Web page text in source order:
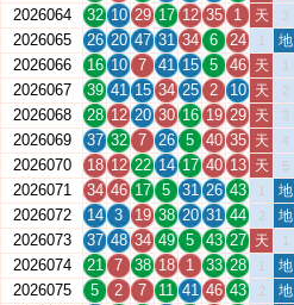
2026064 32 10 29 17 12 35 1 天 3
2026065 26 20 47 31 34 6 24 1 地
2026066 16 10 7 41 15 5 46 天 1
2026067 39 41 15 34 25 2 10 天 2
2026068 28 12 20 30 16 19 29 天 3
2026069 37 32 7 26 5 40 35 天 4
2026070 18 12 22 14 17 40 13 天 5
2026071 34 46 17 5 31 26 43 1 地
2026072 14 3 19 38 20 31 44 2 地
2026073 37 48 34 49 5 43 27 天 1
2026074 21 7 38 18 1 33 28 1 地
2026075 5 2 7 11 41 46 43 2 地